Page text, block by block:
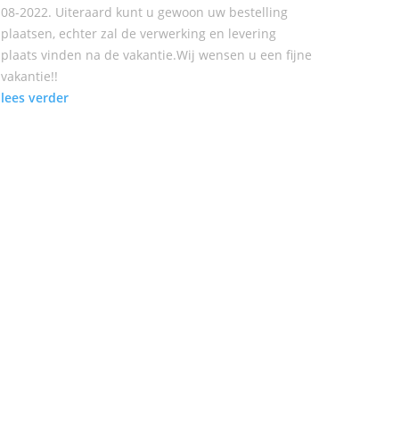
08-2022. Uiteraard kunt u gewoon uw bestelling
plaatsen, echter zal de verwerking en levering
plaats vinden na de vakantie.Wij wensen u een fijne
vakantie!!
lees verder